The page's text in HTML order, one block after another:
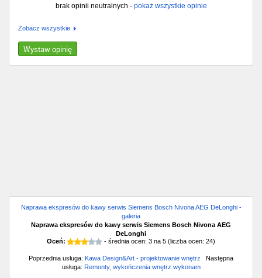
brak opinii neutralnych - pokaż wszystkie opinie
Zobacz wszystkie
Wystaw opinię
Naprawa ekspresów do kawy serwis Siemens Bosch Nivona AEG DeLonghi -
galeria
Naprawa ekspresów do kawy serwis Siemens Bosch Nivona AEG
DeLonghi
Oceń:
- średnia ocen: 3 na 5 (liczba ocen: 24)
Poprzednia usługa: Kawa Design&Art - projektowanie wnętrz Następna
usługa: Remonty, wykończenia wnętrz wykonam